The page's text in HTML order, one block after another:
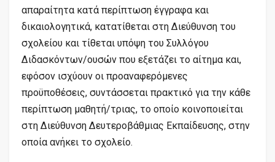
απαραίτητα κατά περίπτωση έγγραφα και
δικαιολογητικά, κατατίθεται στη Διεύθυνση του
σχολείου και τίθεται υπόψη του Συλλόγου
Διδασκόντων/ουσών που εξετάζει το αίτημα και,
εφόσον ισχύουν οι προαναφερόμενες
προϋποθέσεις, συντάσσεται πρακτικό για την κάθε
περίπτωση μαθητή/τριας, το οποίο κοινοποιείται
στη Διεύθυνση Δευτεροβάθμιας Εκπαίδευσης, στην
οποία ανήκει το σχολείο.